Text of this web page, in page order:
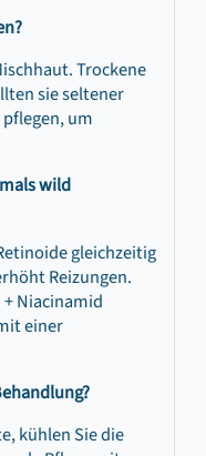
Trockene
sie seltener
um
wild
gleichzeitig
Reizungen.
Niacinamid
einer
kühlen Sie die